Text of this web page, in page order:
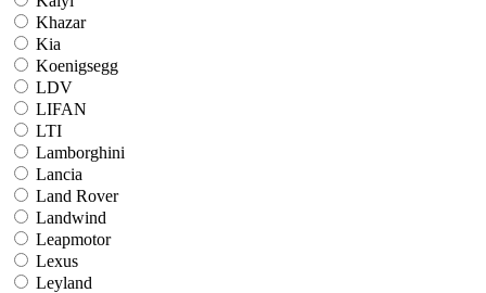
Khazar
Kia
Koenigsegg
LDV
LIFAN
LTI
Lamborghini
Lancia
Land Rover
Landwind
Leapmotor
Lexus
Leyland